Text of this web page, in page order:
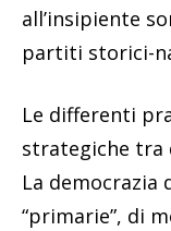
all’insipiente
partiti storici-
Le differenti
strategiche tra
La democrazia
“primarie”, di